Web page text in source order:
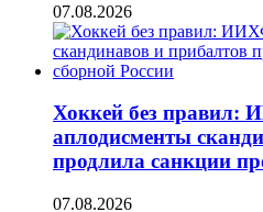
07.08.2026
Хоккей без правил:
аплодисменты
продлила санкции
07.08.2026